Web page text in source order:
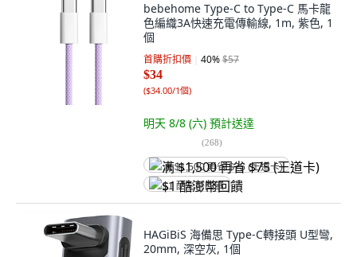
bebehome Type-C to Type-C 馬卡龍
色編織3A快速充電傳輸線, 1m, 紫色, 1
個
首購折扣價 40%$57
$34
($34.00/1個)
明天 8/8 (六) 預計送達
(268)
满 $1,500 再省 $75 (王道卡)
$1 酷澎幣回饋
HAGiBiS 海備思 Type-C轉接頭 U型彎,
20mm, 深空灰, 1個